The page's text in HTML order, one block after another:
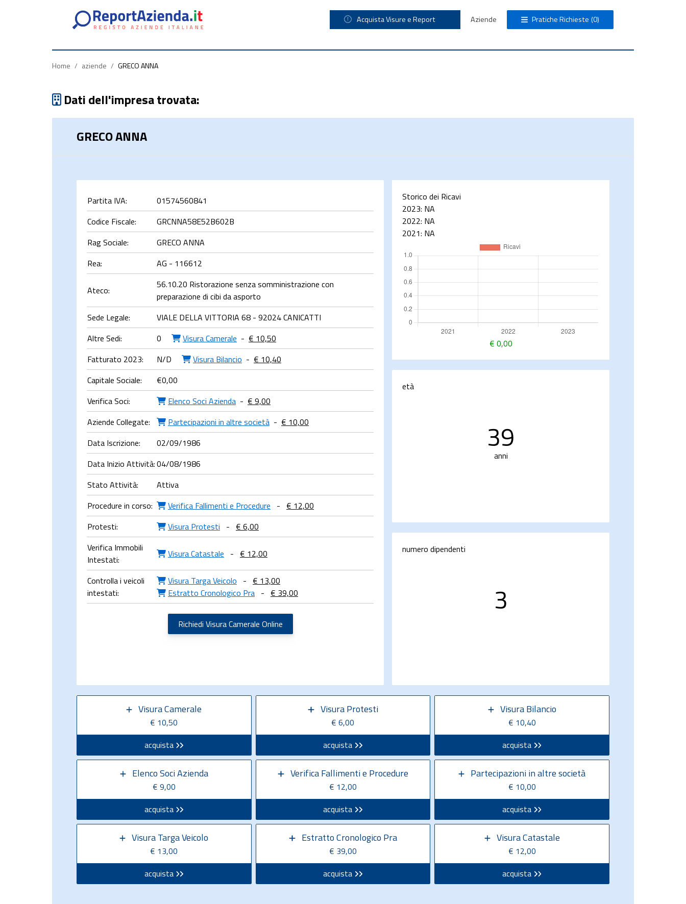
Acquista Visure e Report Aziende Pratiche Richieste (0)
Home / aziende / GRECO ANNA
Dati dell'impresa trovata:
GRECO ANNA
Partita IVA:
01574560841
Codice Fiscale:
GRCNNA58E52B602B
Rag Sociale:
GRECO ANNA
Rea:
AG - 116612
Ateco:
56.10.20 Ristorazione senza somministrazione con
preparazione di cibi da asporto
Sede Legale:
VIALE DELLA VITTORIA 68 - 92024 CANICATTI
Altre Sedi:
0 Visura Camerale - € 10,50
Fatturato 2023:
N/D Visura Bilancio - € 10,40
Capitale Sociale:
€0,00
Verifica Soci:
Elenco Soci Azienda - € 9,00
Aziende Collegate:
Partecipazioni in altre società - € 10,00
Data Iscrizione:
02/09/1986
Data Inizio Attività:04/08/1986
Stato Attività:
Attiva
Procedure in corso:
Verifica Fallimenti e Procedure - € 12,00
Protesti:
Visura Protesti - € 6,00
Verifica Immobili
Intestati:
Visura Catastale - € 12,00
Controlla i veicoli
intestati:
Visura Targa Veicolo - € 13,00
Estratto Cronologico Pra - € 39,00
Richiedi Visura Camerale Online
Storico dei Ricavi
2023: NA
2022: NA
2021: NA
€ 0,00
età
39
anni
numero dipendenti
3
Visura Camerale
€ 10,50
acquista
Visura Protesti
€ 6,00
acquista
Visura Bilancio
€ 10,40
acquista
Elenco Soci Azienda
€ 9,00
acquista
Verifica Fallimenti e Procedure
€ 12,00
acquista
Partecipazioni in altre società
€ 10,00
acquista
Visura Targa Veicolo
€ 13,00
acquista
Estratto Cronologico Pra
€ 39,00
acquista
Visura Catastale
€ 12,00
acquista